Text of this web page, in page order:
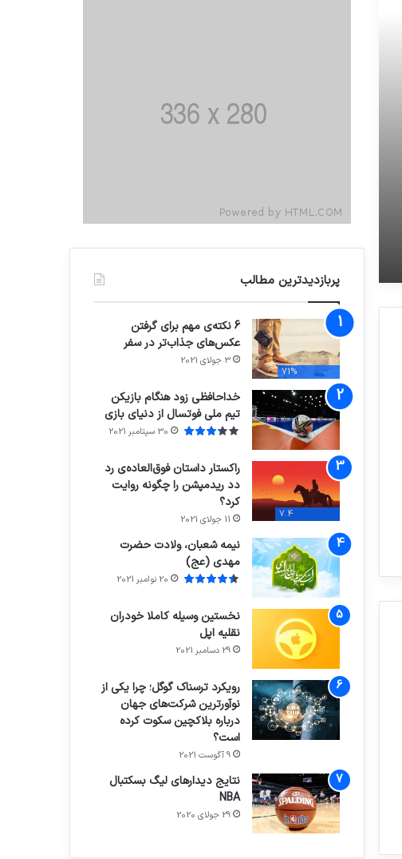
پربازدیدترین مطالب
71%
6 نکته‌ی مهم برای گرفتن
عکس‌های جذاب‌تر در سفر
3 جولای 2021
خداحافظی زود هنگام بازیکن
تیم ملی فوتسال از دنیای بازی
30 سپتامبر 2021
7.4
راکستار داستان فوق‌العاده‌ی رد
دد ریدمپشن را چگونه روایت
کرد؟
11 جولای 2021
نیمه شعبان، ولادت حضرت
مهدی (عج)
20 نوامبر 2021
نخستین وسیله کاملا خودران
نقلیه اپل
29 دسامبر 2021
رویکرد ترسناک گوگل؛ چرا یکی از
نوآورترین شرکت‌های جهان
درباره بلاکچین سکوت کرده
است؟
9 آگوست 2021
نتایج دیدار‌های لیگ بسکتبال
NBA
29 جولای 2020